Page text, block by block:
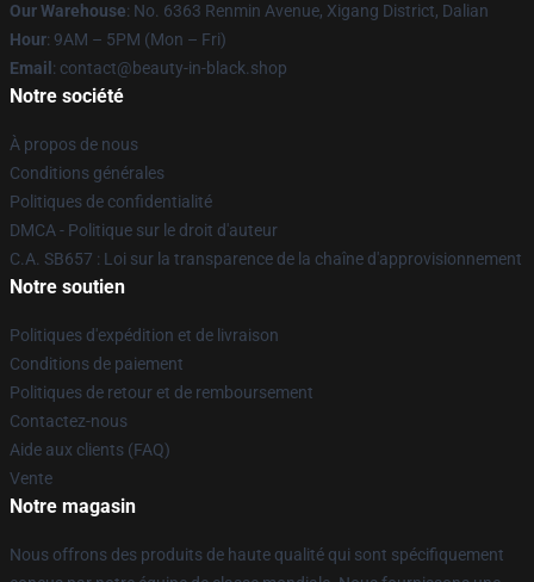
Our Warehouse: No. 6363 Renmin Avenue, Xigang District, Dalian
Hour: 9AM – 5PM (Mon – Fri)
Email : contact@beauty-in-black.shop
Notre société
À propos de nous
Conditions générales
Politiques de confidentialité
DMCA - Politique sur le droit d'auteur
C.A. SB657 : Loi sur la transparence de la chaîne d'approvisionnement
Notre soutien
Politiques d'expédition et de livraison
Conditions de paiement
Politiques de retour et de remboursement
Contactez-nous
Aide aux clients (FAQ)
Vente
Notre magasin
Nous offrons des produits de haute qualité qui sont spécifiquement